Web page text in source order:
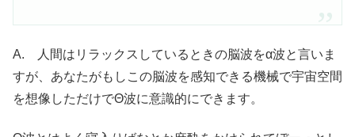
A. 人間はリラックスしているときの脳波をα波と言いま
すが、あなたがもしこの脳波を感知できる機械で宇宙空間
を想像しただけでΘ波に意識的にできます。